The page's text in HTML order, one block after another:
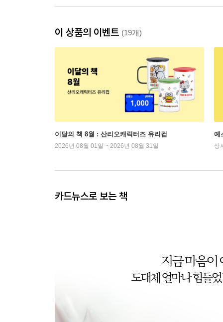
이 상품의 이벤트 (19개)
이달의 책 8월 : 산리오캐릭터즈 유리컵
2026년 08월 01일 ~ 2026년 08월 31일
예
상
카드뉴스로 보는 책